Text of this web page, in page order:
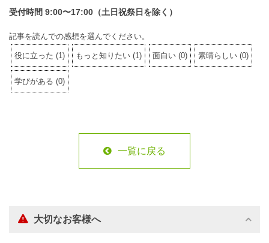
受付時間 9:00〜17:00（土日祝祭日を除く）
記事を読んでの感想を選んでください。
役に立った (1) もっと知りたい (1) 面白い (0) 素晴らしい (0)
学びがある (0)
一覧に戻る
大切なお客様へ